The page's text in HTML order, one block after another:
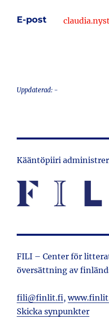
E-post
Uppdaterad: -
Kääntöpiiri
FILI – Center för
översättning av
fili@finlit.fi,
Skicka synpunkter